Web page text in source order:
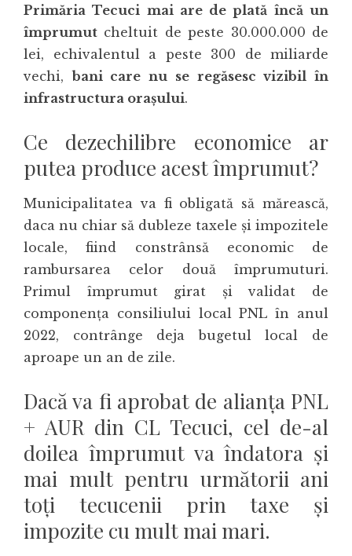
Primăria Tecuci mai are de plată încă un
împrumut cheltuit de peste 30.000.000 de
lei, echivalentul a peste 300 de miliarde
vechi,bani care nu se regăsesc vizibil în
infrastructura orașului.
Ce dezechilibre economice ar
putea produce acest împrumut?
Municipalitatea va fi obligată să mărească,
daca nu chiar să dubleze taxele și impozitele
locale, fiind constrânsă economic de
rambursarea celor două împrumuturi.
Primul împrumut girat și validat de
componența consiliului local PNL în anul
2022, contrânge deja bugetul local de
aproape un an de zile.
Dacă va fi aprobat de alianța PNL
+ AUR din CL Tecuci, cel de-al
doilea împrumut va îndatora și
mai mult pentru următorii ani
toți tecucenii prin taxe și
impozite cu mult mai mari.